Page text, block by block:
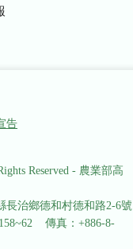
告
Reserved - 農業部高
長治鄉德和村德和路2-6號
傳真：+886-8-